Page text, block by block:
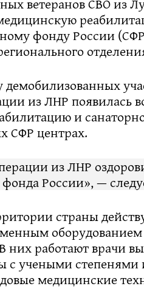
фонду России
демобилизованных
из ЛНР появилась
и
СФР центрах.
из ЛНР
России», —
страны
них работают врачи
с учеными степенями
медицинские